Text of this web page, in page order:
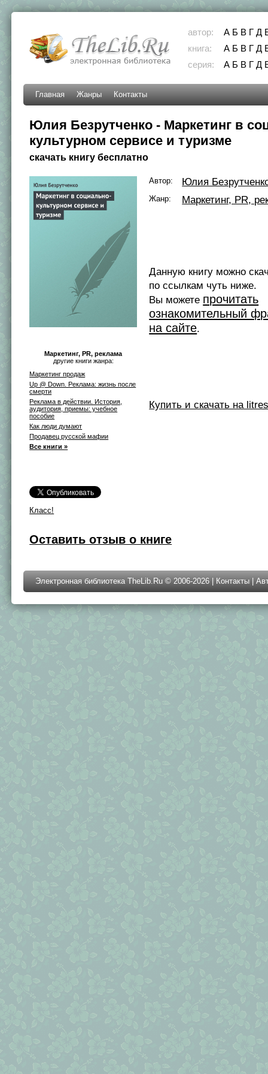
автор: А Б В Г Д
книга:
А Б В Г Д
серия:
А Б В Г Д
Главная Жанры Контакты
Юлия Безрутченко - Маркетинг в
культурном сервисе и туризме
скачать книгу бесплатно
Маркетинг, PR, реклама
другие книги жанра:
Маркетинг продаж
Up @ Down. Реклама: жизнь после
смерти
Реклама в действии. История,
аудитория, приемы: учебное
пособие
Как люди думают
Продавец русской мафии
Все книги »
Класс!
Автор: Юлия
Жанр: Маркетинг, PR,
Данную книгу можно
по ссылкам чуть ниже.
Вы можете прочитать
ознакомительный
на сайте.
Купить и скачать на
Оставить отзыв о книге
Электронная библиотека TheLib.Ru © 2006-2026 | Контакты |